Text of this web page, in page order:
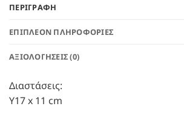
ΠΕΡΙΓΡΑΦΉ
ΕΠΙΠΛΈΟΝ ΠΛΗΡΟΦΟΡΊΕΣ
ΑΞΙΟΛΟΓΉΣΕΙΣ (0)
Διαστάσεις:
Υ17 x 11 cm